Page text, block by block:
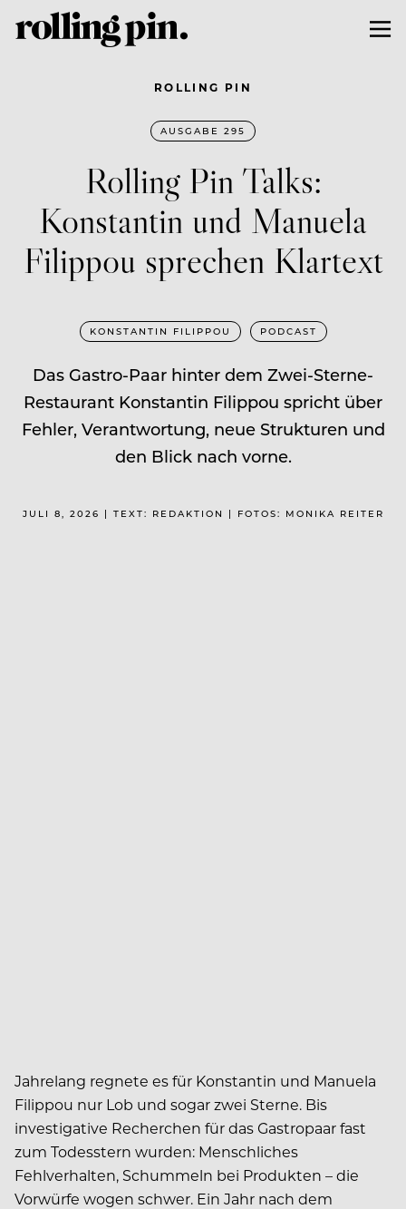
ROLLING PIN
AUSGABE 295
Rolling Pin Talks:
Konstantin und Manuela
Filippou sprechen Klartext
KONSTANTIN FILIPPOU PODCAST
Das Gastro-Paar hinter dem Zwei-Sterne-
Restaurant Konstantin Filippou spricht über
Fehler, Verantwortung, neue Strukturen und
den Blick nach vorne.
JULI 8, 2026 | TEXT: REDAKTION | FOTOS: MONIKA REITER
Jahrelang regnete es für Konstantin und Manuela
Filippou nur Lob und sogar zwei Sterne. Bis
investigative Recherchen für das Gastropaar fast
zum Todesstern wurden: Menschliches
Fehlverhalten, Schummeln bei Produkten – die
Vorwürfe wogen schwer. Ein Jahr nach dem